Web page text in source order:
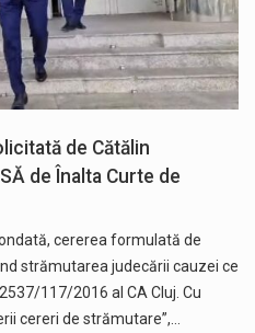
de Cătălin
de Înalta Curte de
cererea formulată de
strămutarea judecării cauzei ce
117/2016 al CA Cluj. Cu
cereri de strămutare”,…